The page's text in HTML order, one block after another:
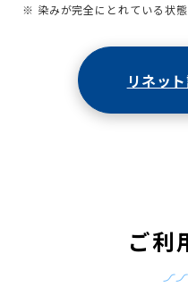
※ 染みが完全にとれている状
リネッ
ご利